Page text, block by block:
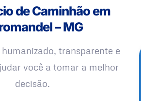
de Caminhão em
– MG
transparente e
você a tomar a melhor
decisão.